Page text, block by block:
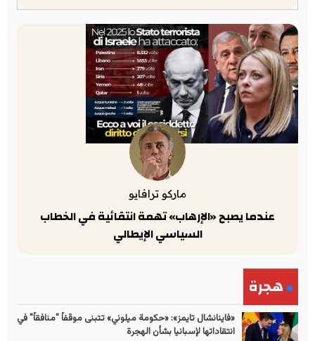
ماركو ترافايو
عندما يصبح «الإرهاب» تهمة انتقائية في الخطاب
السياسي الإيطالي
هجرة
«فاينانشال تايمز»: «حكومة ميلوني» تتبنى موقفاً "منافقاً" في
انتقاداتها لإسبانيا بشأن الهجرة